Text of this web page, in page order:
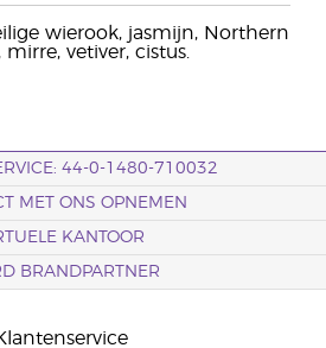
wierook, jasmijn, Northern
mirre, vetiver, cistus.
44-0-1480-710032
MET ONS OPNEMEN
KANTOOR
BRANDPARTNER